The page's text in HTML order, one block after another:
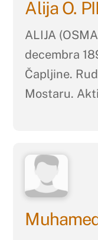
Alija O.
ALIJA
decembra
Čapljine.
Mostaru.